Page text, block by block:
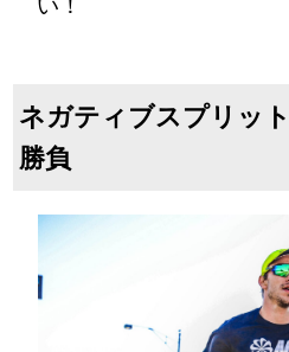
い！
ネガティブスプリッ
勝負